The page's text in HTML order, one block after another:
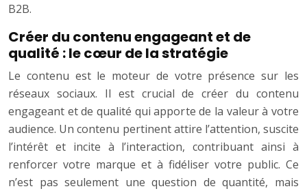
B2B.
Créer du contenu engageant et de
qualité : le cœur de la stratégie
Le contenu est le moteur de votre présence sur les
réseaux sociaux. Il est crucial de créer du contenu
engageant et de qualité qui apporte de la valeur à votre
audience. Un contenu pertinent attire l’attention, suscite
l’intérêt et incite à l’interaction, contribuant ainsi à
renforcer votre marque et à fidéliser votre public. Ce
n’est pas seulement une question de quantité, mais